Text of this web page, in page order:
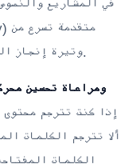
وتيرة إنجاز المشاريع المستقبلية وتضمن تناسقها.
ألا تترجم الكلمات